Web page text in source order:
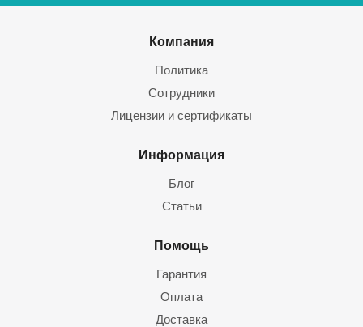
Компания
Политика
Сотрудники
Лицензии и сертификаты
Информация
Блог
Статьи
Помощь
Гарантия
Оплата
Доставка